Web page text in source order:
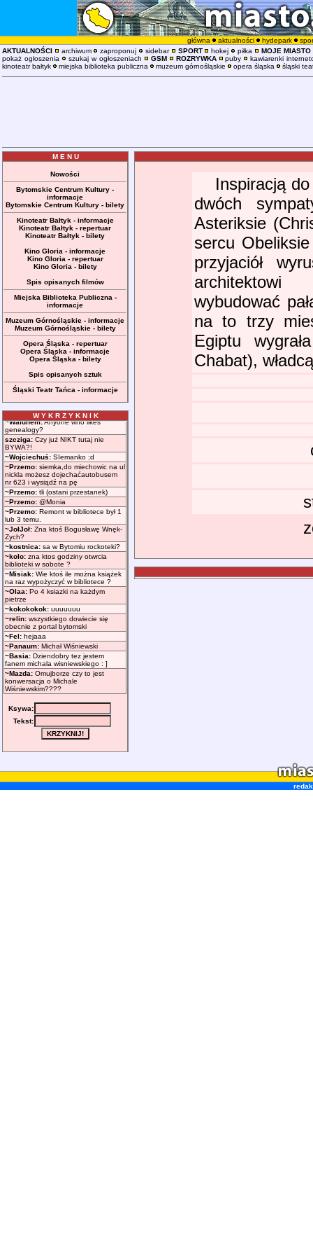
główna aktualności hydepark
AKTUALNOŚCI
archiwum zaproponuj sidebar SPORT hokej piłka
MOJE MIASTO
pokaż ogłoszenia
szukaj w ogłoszeniach GSM ROZRYWKA puby
kawiarenki
kinoteatr bałtyk
miejska biblioteka publiczna muzeum górnośląskie opera śląska śląski
M E N U
Nowości
Bytomskie Centrum Kultury -
informacje
Bytomskie Centrum Kultury - bilety
Kinoteatr Bałtyk - informacje
Kinoteatr Bałtyk - repertuar
Kinoteatr Bałtyk - bilety
Kino Gloria - informacje
Kino Gloria - repertuar
Kino Gloria - bilety
Spis opisanych filmów
Miejska Biblioteka Publiczna -
informacje
Muzeum Górnośląskie - informacje
Muzeum Górnośląskie - bilety
Opera Śląska - repertuar
Opera Śląska - informacje
Opera Śląska - bilety
Spis opisanych sztuk
Śląski Teatr Tańca - informacje
W Y K R Z Y K N I K
Inspiracją
dwóch
Asteriksie
sercu
przyjaciół
architektowi
wybudować
na to trzy
Egiptu
Chabat),